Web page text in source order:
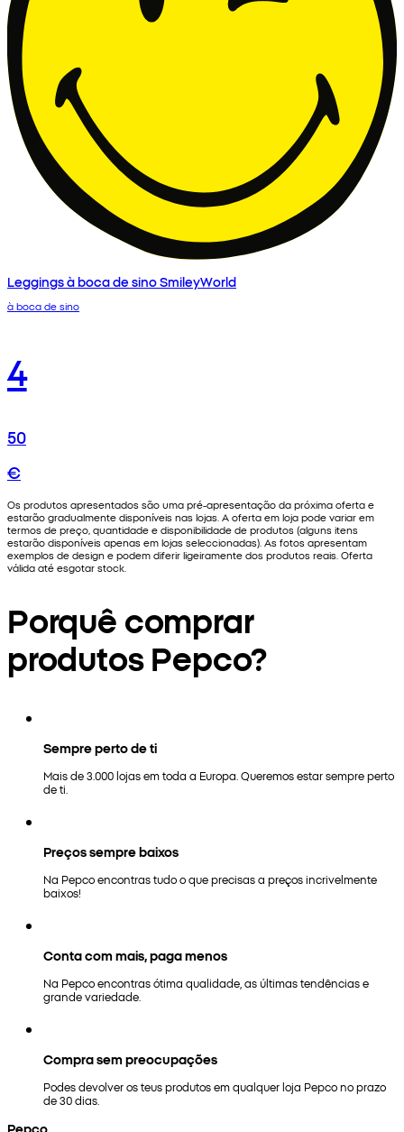
Leggings à boca de sino SmileyWorld
à boca de sino
4
50
€
Os produtos apresentados são uma pré-apresentação da próxima oferta e
estarão gradualmente disponíveis nas lojas. A oferta em loja pode variar em
termos de preço, quantidade e disponibilidade de produtos (alguns itens
estarão disponíveis apenas em lojas seleccionadas). As fotos apresentam
exemplos de design e podem diferir ligeiramente dos produtos reais. Oferta
válida até esgotar stock.
Porquê comprar
produtos Pepco?
Sempre perto de ti
Mais de 3.000 lojas em toda a Europa. Queremos estar sempre perto
de ti.
Preços sempre baixos
Na Pepco encontras tudo o que precisas a preços incrivelmente
baixos!
Conta com mais, paga menos
Na Pepco encontras ótima qualidade, as últimas tendências e
grande variedade.
Compra sem preocupações
Podes devolver os teus produtos em qualquer loja Pepco no prazo
de 30 dias.
Pepco